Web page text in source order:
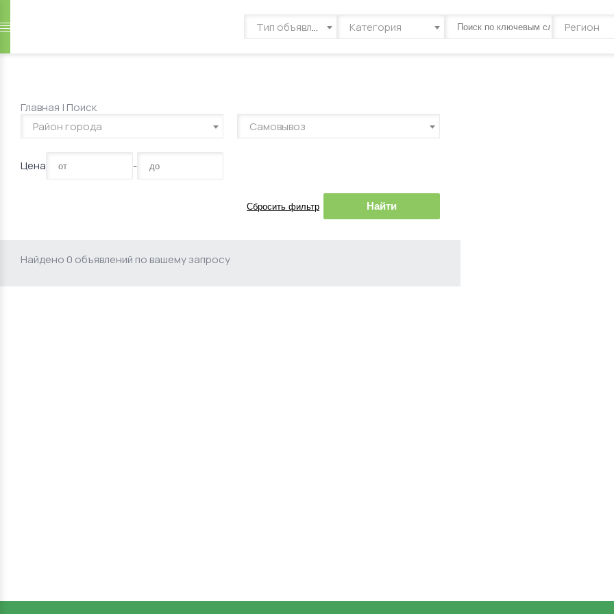
Тип объявления Категория Регион
Главная | Поиск
Район города
Самовывоз
Цена -
Сбросить фильтр Найти
Найдено 0 объявлений по вашему запросу